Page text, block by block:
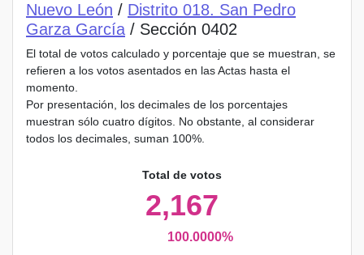
Nuevo León / Distrito 018. San Pedro
Garza García / Sección 0402
El total de votos calculado y porcentaje que se muestran, se
refieren a los votos asentados en las Actas hasta el
momento.
Por presentación, los decimales de los porcentajes
muestran sólo cuatro dígitos. No obstante, al considerar
todos los decimales, suman 100%.
Total de votos
2,167
100.0000%